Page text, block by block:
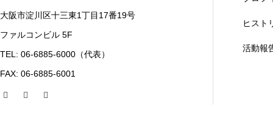
大阪市淀川区十三東1丁目17番19号
ファルコンビル 5F
TEL: 06-6885-6000（代表）
FAX: 06-6885-6001
ヒスト
活動報